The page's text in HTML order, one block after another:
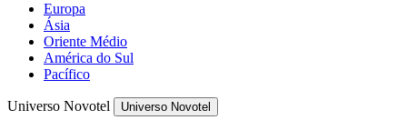
Europa
Ásia
Oriente Médio
América do Sul
Pacífico
Universo Novotel Universo Novotel